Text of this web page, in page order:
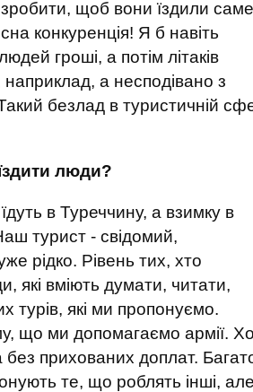
щоб вони їздили
конкуренція! Я б навіть
гроші, а потім літаків
а несподівано з
безлад в туристичній
люди?
в Туреччину, а взимку в
турист - свідомий,
рідко. Рівень тих, хто
які вміють думати, читати,
турів, які ми пропонуємо.
що ми допомагаємо армії.
прихованих доплат.
те, що роблять інші, але